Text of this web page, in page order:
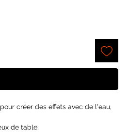
créer des effets avec de l'eau,
de table.